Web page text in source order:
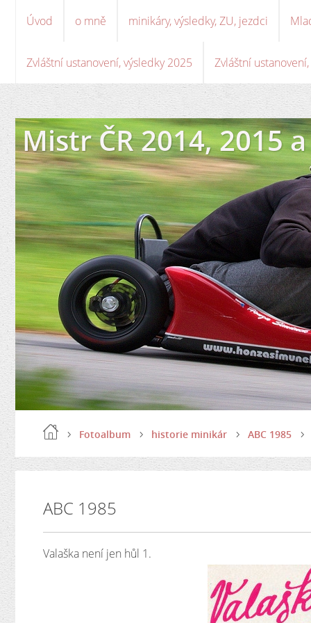
Úvod o mně minikáry, výsledky, ZU, jezdci
Zvláštní ustanovení, výsledky 2025 Zvláštní
Mistr ČR 2014, 2015
Fotoalbum historie minikár ABC 1985
ABC 1985
Valaška není jen hůl 1.